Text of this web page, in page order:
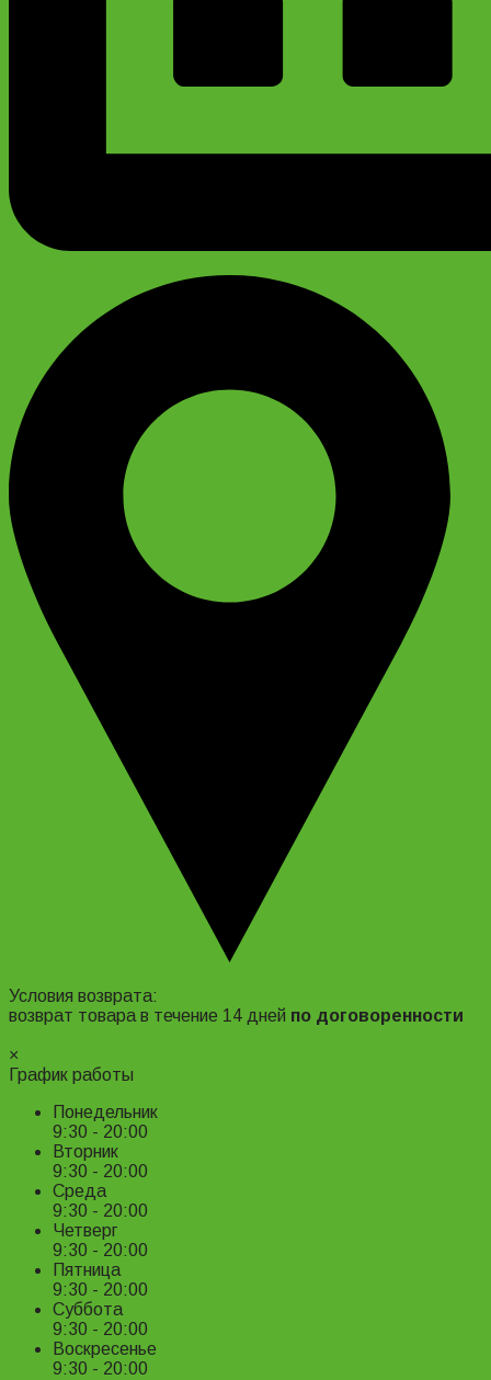
Условия возврата:
возврат товара в течение 14 дней по договоренности
×
График работы
Понедельник
9:30 - 20:00
Вторник
9:30 - 20:00
Среда
9:30 - 20:00
Четверг
9:30 - 20:00
Пятница
9:30 - 20:00
Суббота
9:30 - 20:00
Воскресенье
9:30 - 20:00